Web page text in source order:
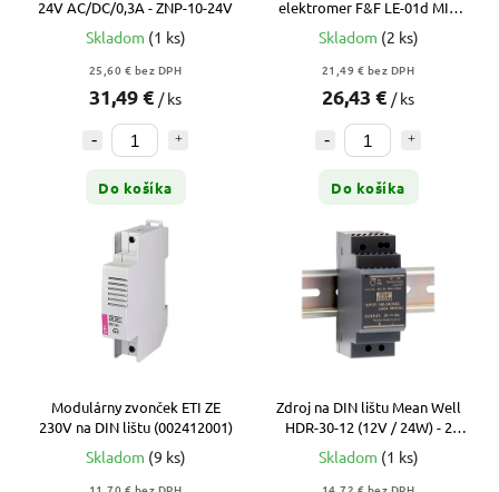
24V AC/DC/0,3A - ZNP-10-24V
Skladom (1 ks)
25,60 € bez DPH
31,49 € / ks
Do košíka
elektromer F&F LE-01d MID
50A na DIN lištu
Skladom (2 ks)
21,49 € bez DPH
26,43 € / ks
Do košíka
Modulárny zvonček ETI ZE
230V na DIN lištu (002412001)
Skladom (9 ks)
Zdroj na DIN lištu Mean Well
HDR-30-12 (12V / 24W) - 2
moduly
Skladom (1 ks)